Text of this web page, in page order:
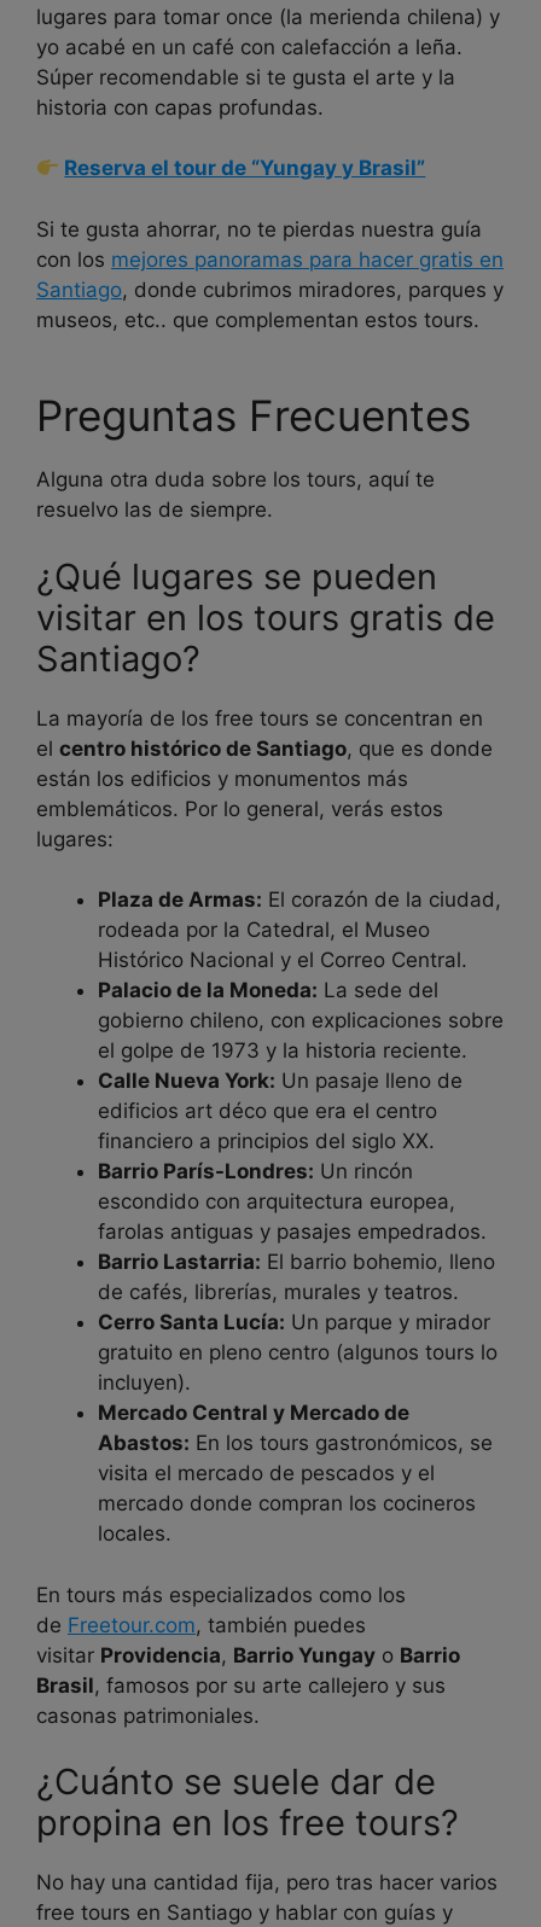
lugares para tomar once (la merienda chilena) y
yo acabé en un café con calefacción a leña.
Súper recomendable si te gusta el arte y la
historia con capas profundas.
Reserva el tour de “Yungay y Brasil”
Si te gusta ahorrar, no te pierdas nuestra guía
con los mejores panoramas para hacer gratis en
Santiago, donde cubrimos miradores, parques y
museos, etc.. que complementan estos tours.
Preguntas Frecuentes
Alguna otra duda sobre los tours, aquí te
resuelvo las de siempre.
¿Qué lugares se pueden
visitar en los tours gratis de
Santiago?
La mayoría de los free tours se concentran en
el centro histórico de Santiago, que es donde
están los edificios y monumentos más
emblemáticos. Por lo general, verás estos
lugares:
Plaza de Armas: El corazón de la ciudad,
rodeada por la Catedral, el Museo
Histórico Nacional y el Correo Central.
Palacio de la Moneda: La sede del
gobierno chileno, con explicaciones sobre
el golpe de 1973 y la historia reciente.
Calle Nueva York: Un pasaje lleno de
edificios art déco que era el centro
financiero a principios del siglo XX.
Barrio París-Londres: Un rincón
escondido con arquitectura europea,
farolas antiguas y pasajes empedrados.
Barrio Lastarria: El barrio bohemio, lleno
de cafés, librerías, murales y teatros.
Cerro Santa Lucía: Un parque y mirador
gratuito en pleno centro (algunos tours lo
incluyen).
Mercado Central y Mercado de
Abastos: En los tours gastronómicos, se
visita el mercado de pescados y el
mercado donde compran los cocineros
locales.
En tours más especializados como los
de Freetour.com, también puedes
visitar Providencia, Barrio Yungay o Barrio
Brasil, famosos por su arte callejero y sus
casonas patrimoniales.
¿Cuánto se suele dar de
propina en los free tours?
No hay una cantidad fija, pero tras hacer varios
free tours en Santiago y hablar con guías y